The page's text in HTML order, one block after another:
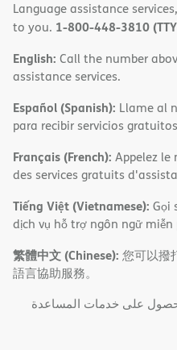
Language assistance
to you. 1-800-448-3810
English: Call the number
assistance services.
Español (Spanish): Llame al
para recibir servicios
Français (French): Appelez le
des services gratuits
Tiếng Việt (Vietnamese): Gọi
dịch vụ hỗ trợ ngôn ngữ miễn
繁體中文 (Chinese): 您可以撥
語言協助服務。
ﻋﻠﻰ ﺧﺪﻣﺎت اﻟﻤﺴﺎﻋﺪة